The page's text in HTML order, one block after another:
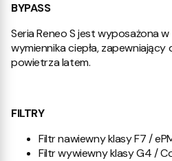
BYPASS
Seria Reneo S jest wyposażona
wymiennika ciepła, zapewniający
powietrza latem.
FILTRY
Filtr nawiewny klasy F7 /
Filtr wywiewny klasy G4 /